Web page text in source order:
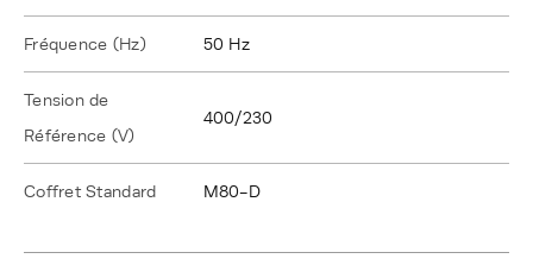
Fréquence (Hz) 50 Hz
Tension de
Référence (V)
400/230
Coffret Standard M80-D